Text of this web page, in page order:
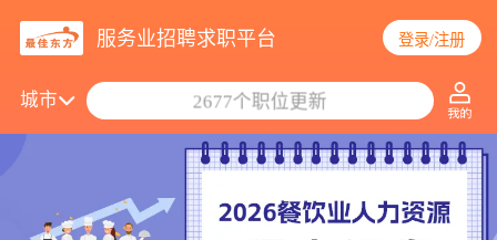
服务业招聘求职平台 登录/注册
城市
2677个职位更新